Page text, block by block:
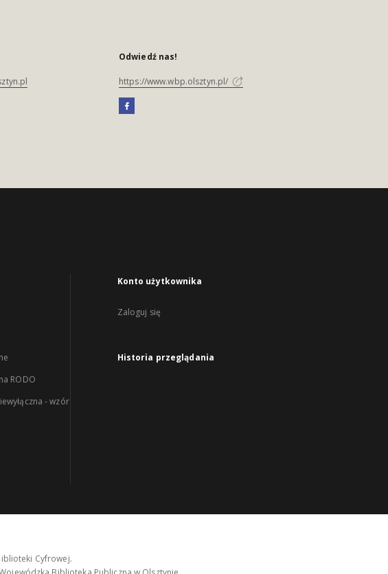
Odwiedź nas!
https://www.wbp.olsztyn.pl/
RODO
- wzór
Konto użytkownika
Zaloguj się
Historia przeglądania
Cyfrowej.